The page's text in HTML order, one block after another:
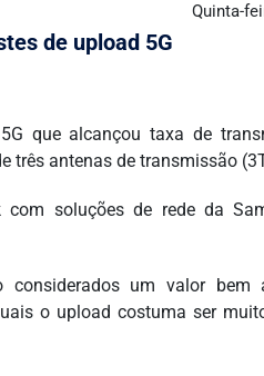
Quinta-
de upload 5G
que alcançou taxa de
três antenas de transmissão
soluções de rede da
considerados um valor
o upload costuma ser